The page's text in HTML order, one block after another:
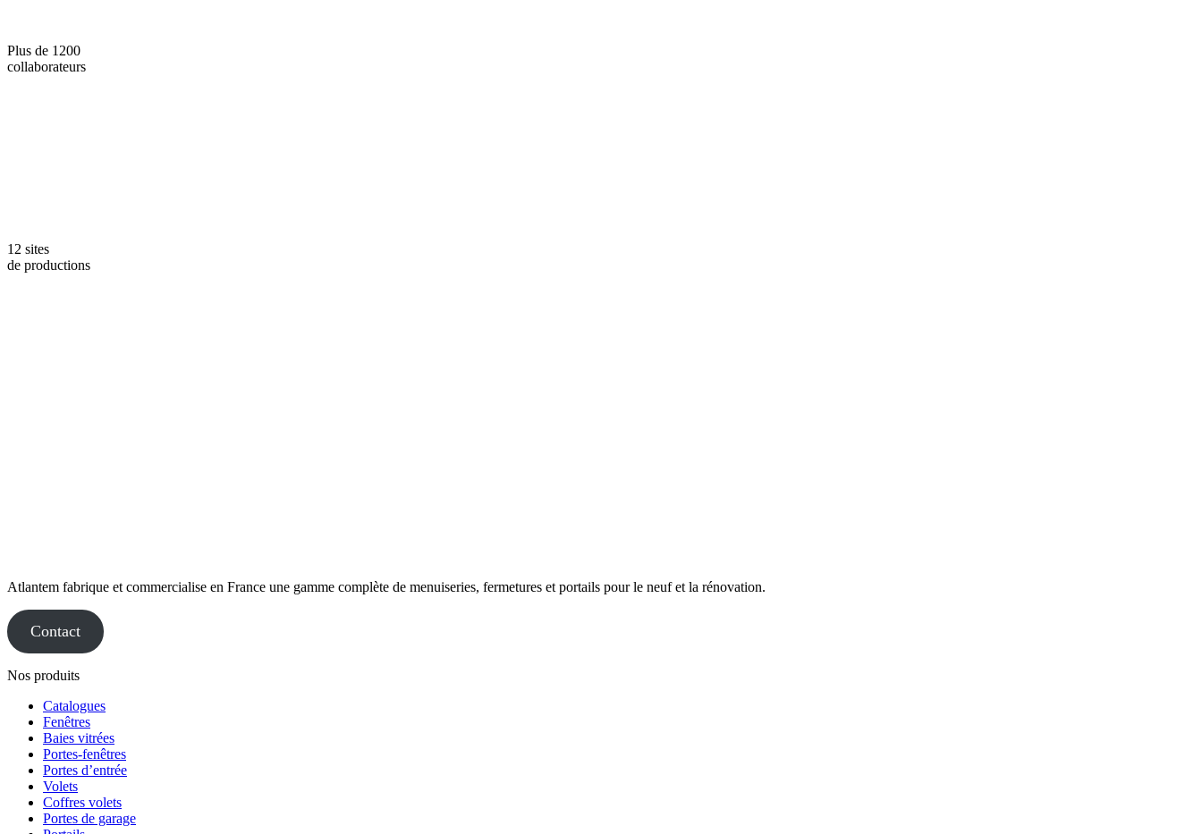
Plus de 1200
collaborateurs
12 sites
de productions
Atlantem fabrique et commercialise en France une gamme complète de menuiseries, fermetures et portails pour le neuf et la rénovation.
Contact
Nos produits
Catalogues
Fenêtres
Baies vitrées
Portes-fenêtres
Portes d’entrée
Volets
Coffres volets
Portes de garage